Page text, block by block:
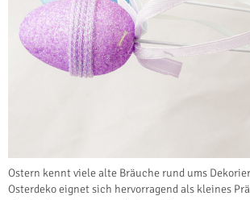
Ostern kennt viele alte Bräuche rund ums
Osterdeko eignet sich hervorragend als kleines